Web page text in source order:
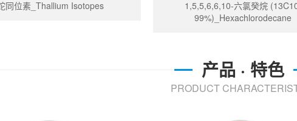
同位素_Thallium Isotopes
1,5,5,6,6,10-六氯癸烷
99%)_Hexachlorodecane
产品 · 特色
PRODUCT